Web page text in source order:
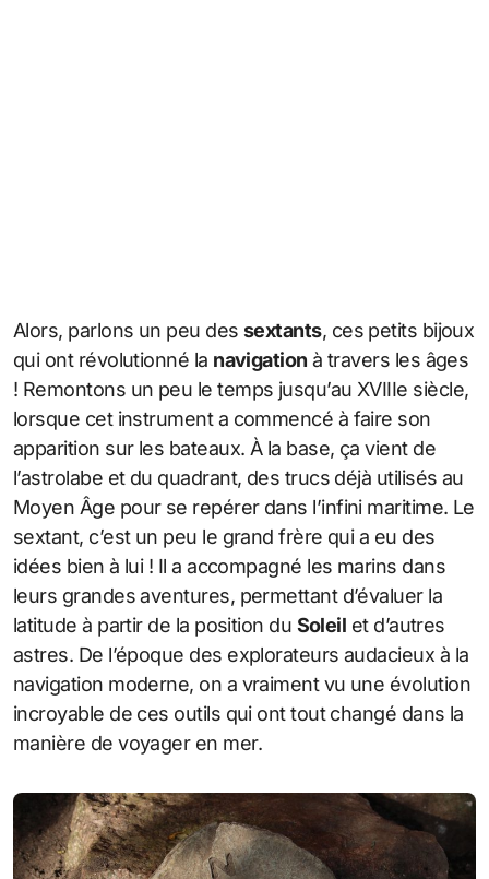
Alors, parlons un peu des sextants, ces petits bijoux
qui ont révolutionné la navigation à travers les âges
! Remontons un peu le temps jusqu’au XVIIIe siècle,
lorsque cet instrument a commencé à faire son
apparition sur les bateaux. À la base, ça vient de
l’astrolabe et du quadrant, des trucs déjà utilisés au
Moyen Âge pour se repérer dans l’infini maritime. Le
sextant, c’est un peu le grand frère qui a eu des
idées bien à lui ! Il a accompagné les marins dans
leurs grandes aventures, permettant d’évaluer la
latitude à partir de la position du Soleil et d’autres
astres. De l’époque des explorateurs audacieux à la
navigation moderne, on a vraiment vu une évolution
incroyable de ces outils qui ont tout changé dans la
manière de voyager en mer.